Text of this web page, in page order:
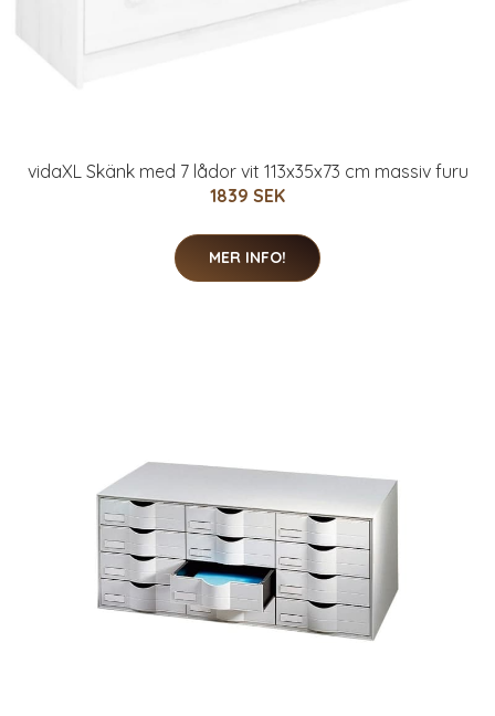
vidaXL Skänk med 7 lådor vit 113x35x73 cm massiv furu
1839 SEK
MER INFO!